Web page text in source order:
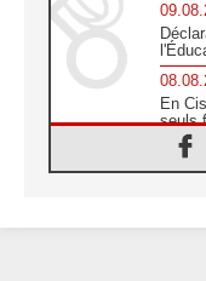
En
seuls
Léon